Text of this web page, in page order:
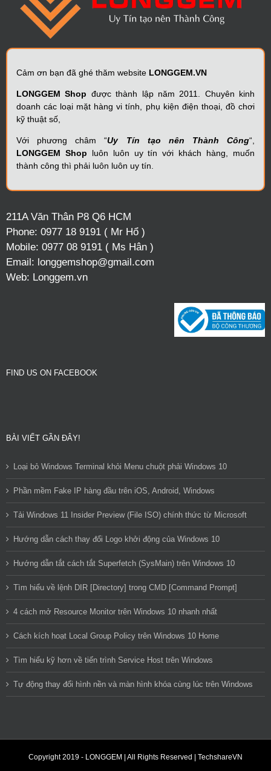
Cảm ơn bạn đã ghé thăm website LONGGEM.VN
LONGGEM Shop được thành lập năm 2011. Chuyên kinh
doanh các loại mặt hàng vi tính, phụ kiện điện thoại, đồ chơi
kỹ thuật số,
Với phương châm “Uy Tín tạo nên Thành Công“,
LONGGEM Shop luôn luôn uy tín với khách hàng, muốn
thành công thì phải luôn luôn uy tín.
211A Văn Thân P8 Q6 HCM
Phone: 0977 18 9191 ( Mr Hổ )
Mobile: 0977 08 9191 ( Ms Hân )
Email: longgemshop@gmail.com
Web: Longgem.vn
FIND US ON FACEBOOK
BÀI VIẾT GẦN ĐÂY!
Loại bỏ Windows Terminal khỏi Menu chuột phải Windows 10
Phần mềm Fake IP hàng đầu trên iOS, Android, Windows
Tải Windows 11 Insider Preview (File ISO) chính thức từ Microsoft
Hướng dẫn cách thay đổi Logo khởi động của Windows 10
Hướng dẫn tắt cách tắt Superfetch (SysMain) trên Windows 10
Tìm hiểu về lệnh DIR [Directory] trong CMD [Command Prompt]
4 cách mở Resource Monitor trên Windows 10 nhanh nhất
Cách kích hoạt Local Group Policy trên Windows 10 Home
Tìm hiểu kỹ hơn về tiến trình Service Host trên Windows
Tự động thay đổi hình nền và màn hình khóa cùng lúc trên Windows
Copyright 2019 - LONGGEM | All Rights Reserved | TechshareVN